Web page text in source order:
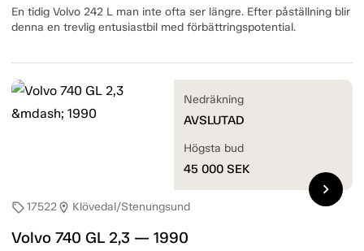
En tidig Volvo 242 L man inte ofta ser längre. Efter påställning blir
denna en trevlig entusiastbil med förbättringspotential.
sell17522location_on Klövedal/Stenungsund
Volvo 740 GL 2,3 — 1990
Nedräkning
AVSLUTAD
Högsta bud
45 000 SEK
chevron_right